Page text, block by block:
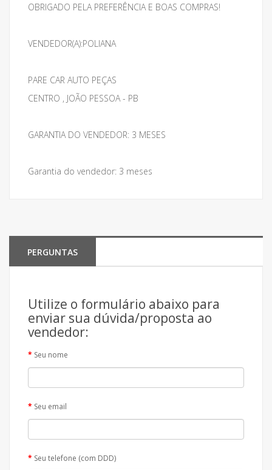
OBRIGADO PELA PREFERÊNCIA E BOAS COMPRAS!
VENDEDOR(A):POLIANA
PARE CAR AUTO PEÇAS
CENTRO , JOÃO PESSOA - PB
GARANTIA DO VENDEDOR: 3 MESES
Garantia do vendedor: 3 meses
PERGUNTAS
Utilize o formulário abaixo para
enviar sua dúvida/proposta ao
vendedor:
Seu nome
Seu email
Seu telefone (com DDD)